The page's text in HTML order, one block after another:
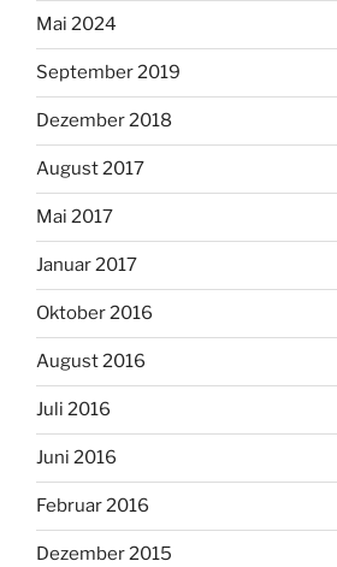
Mai 2024
September 2019
Dezember 2018
August 2017
Mai 2017
Januar 2017
Oktober 2016
August 2016
Juli 2016
Juni 2016
Februar 2016
Dezember 2015